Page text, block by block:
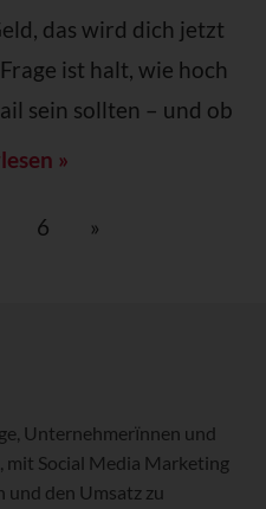
das wird dich jetzt
ist halt, wie hoch
sein sollten – und ob
»
6 »
Unternehmerïnnen und
Social Media Marketing
und den Umsatz zu